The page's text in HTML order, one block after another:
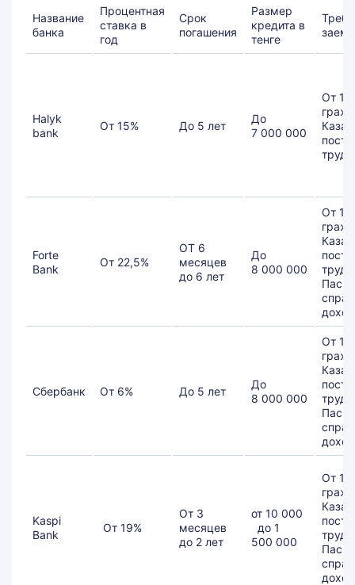
Название
банка
Процентная
ставка в
год
Срок
погашения
Размер
кредита в
тенге
Halyk
bank
От 15% До 5 лет
До
7 000 000
От 18
Forte
Bank
От 22,5%
ОТ 6
месяцев
до 6 лет
До
8 000 000
От 18
Сбербанк От 6% До 5 лет
До
8 000 000
От 18
Kaspi
Bank
От 19%
От 3
месяцев
до 2 лет
от 10 000
до 1
500 000
От 18